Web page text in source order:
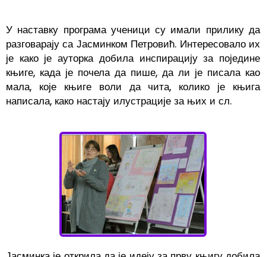
У наставку програма ученици су имали прилику да
разговарају са Јасминком Петровић. Интересовало их
је како је ауторка добила инспирацију за поједине
књиге, када је почела да пише, да ли је писала као
мала, које књиге воли да чита, колико је књига
написала, како настају илустрације за њих и сл.